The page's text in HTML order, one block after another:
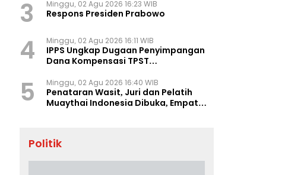
3 Minggu, 02 Agu 2026 16:23 WIB
Respons Presiden Prabowo
4 Minggu, 02 Agu 2026 16:11 WIB
IPPS Ungkap Dugaan Penyimpangan
Dana Kompensasi TPST
5 Minggu, 02 Agu 2026 16:40 WIB
Penataran Wasit, Juri dan Pelatih
Muaythai Indonesia Dibuka, Empat
Politik